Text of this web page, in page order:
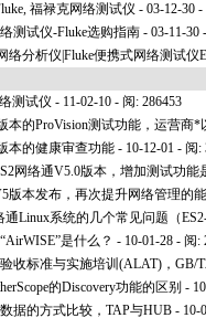
福禄克网络测试仪 - 03-12-30
测试仪-Fluke选购指南 - 03-11-30
络分析仪|Fluke便携式网络测试仪
测试仪 - 11-02-10 - 阅: 286453
本的ProVision测试功能，运营商*
本的健康审查功能 - 10-12-01 - 阅:
网络通V5.0版本，增加测试功能
版本发布，再次提升网络管理的
通Linux系统的几个常见问题（
是什么？ - 10-01-28 - 阅:
收标准与实施培训(ALAT)，GB/
的Discovery功能的区别 -
据的方式比较，TAP与HUB - 10-